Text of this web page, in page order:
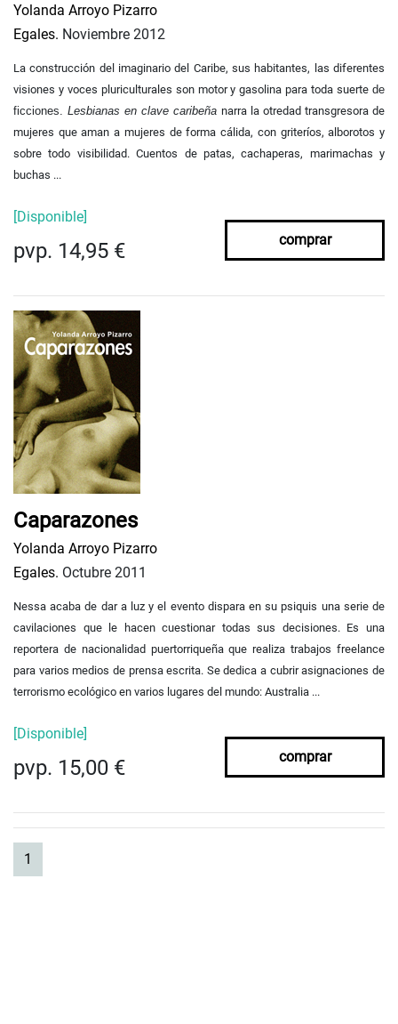
Yolanda Arroyo Pizarro
Egales. Noviembre 2012
La construcción del imaginario del Caribe, sus habitantes, las diferentes
visiones y voces pluriculturales son motor y gasolina para toda suerte de
ficciones. Lesbianas en clave caribeña narra la otredad transgresora de
mujeres que aman a mujeres de forma cálida, con griteríos, alborotos y
sobre todo visibilidad. Cuentos de patas, cachaperas, marimachas y
buchas ...
[Disponible]
pvp. 14,95 € comprar
Caparazones
Yolanda Arroyo Pizarro
Egales. Octubre 2011
Nessa acaba de dar a luz y el evento dispara en su psiquis una serie de
cavilaciones que le hacen cuestionar todas sus decisiones. Es una
reportera de nacionalidad puertorriqueña que realiza trabajos freelance
para varios medios de prensa escrita. Se dedica a cubrir asignaciones de
terrorismo ecológico en varios lugares del mundo: Australia ...
[Disponible]
pvp. 15,00 € comprar
1